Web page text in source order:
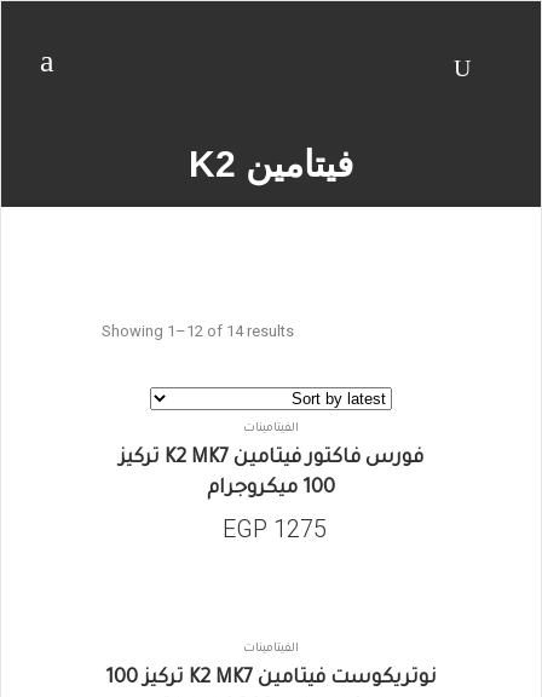
فيتامين K2
Showing 1–12 of 14 results
الفيتامينات
فورس فاكتور فيتامين K2 MK7 تركيز
100 ميكروجرام
EGP 1275
الفيتامينات
نوتريكوست فيتامين K2 MK7 تركيز 100